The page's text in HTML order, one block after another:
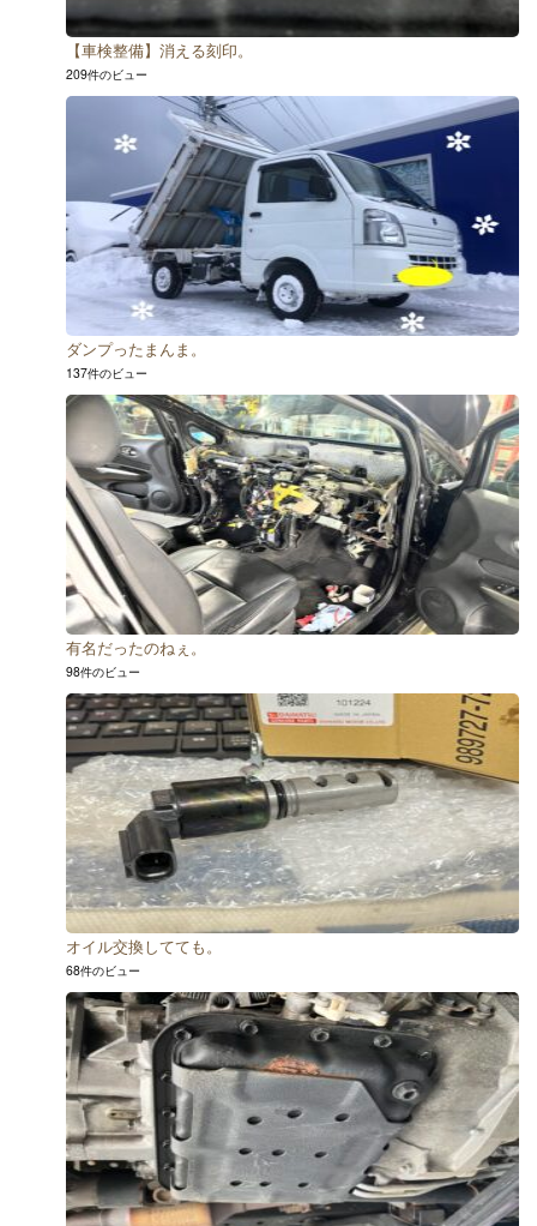
【車検整備】消える刻印。
209件のビュー
ダンプったまんま。
137件のビュー
有名だったのねぇ。
98件のビュー
オイル交換してても。
68件のビュー